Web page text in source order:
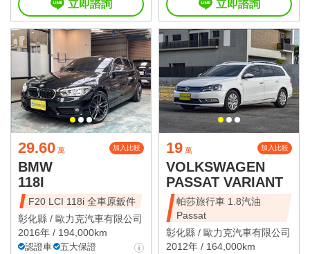
立即諮詢 立即諮詢
29.60 萬 加入比較
BMW
118I
F20 LCI 118i 全車原鈑件
彰化縣 / 歐力克汽車有限公司
2016年 / 194,000km
認證車
五大保證
19 萬 加入比較
VOLKSWAGEN
PASSAT VARIANT
帕莎旅行車 1.8汽油
Passat
彰化縣 / 歐力克汽車有限公司
2012年 / 164,000km